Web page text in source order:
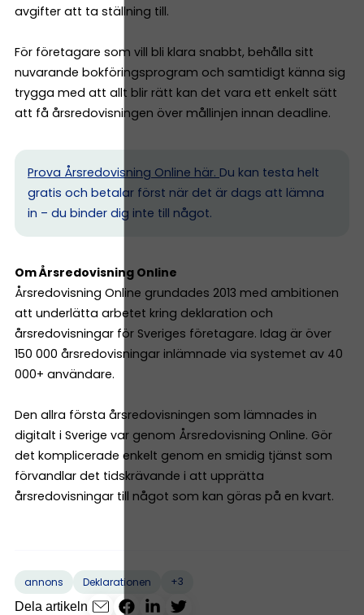
avgifter att ta ställning till.
För företagare som vill bli klara snabbt, behålla sitt
nuvarande bokföringsprogram och samtidigt känna sig
trygga med att allt blir rätt kan det vara ett enkelt sätt
att få årsredovisningen över mållinjen innan deadline.
Prova Årsredovisning Online här. Du kan testa helt
gratis och betalar först när det är dags att lämna
in – du binder dig inte till något.
Om Årsredovisning Online
Årsredovisning Online grundades 2013 med ambitionen
att underlätta arbetet kring deklaration och
årsredovisningar för Sveriges företagare. Idag är över
150 000 årsredovisningar inlämnade via systemet av 40
000+ användare.
Den allra första årsredovisningen som lämnades in
digitalt i Sverige var genom Årsredovisning Online. Gör
det komplicerade enkelt genom en smidig tjänst som
förvandlar det tidskrävande i att upprätta
årsredovisningar till något som kan göras på en kvart.
annons Deklarationen
+3
Dela artikeln